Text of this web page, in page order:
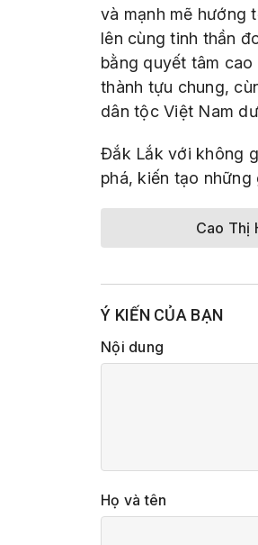
và mạnh mẽ hướng
lên cùng tinh thần
bằng quyết tâm
thành tựu chung,
dân tộc Việt Nam
Đắk Lắk với không
phá, kiến tạo
Cao Thị
Ý KIẾN CỦA BẠN
Nội dung
Họ và tên